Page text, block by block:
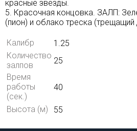
красные звезды.
5. Красочная концовка. ЗАЛП:
(пион) и облако треска
Калибр
1.25
Количество
залпов
25
Время
работы
(сек.)
40
Высота (м) 55